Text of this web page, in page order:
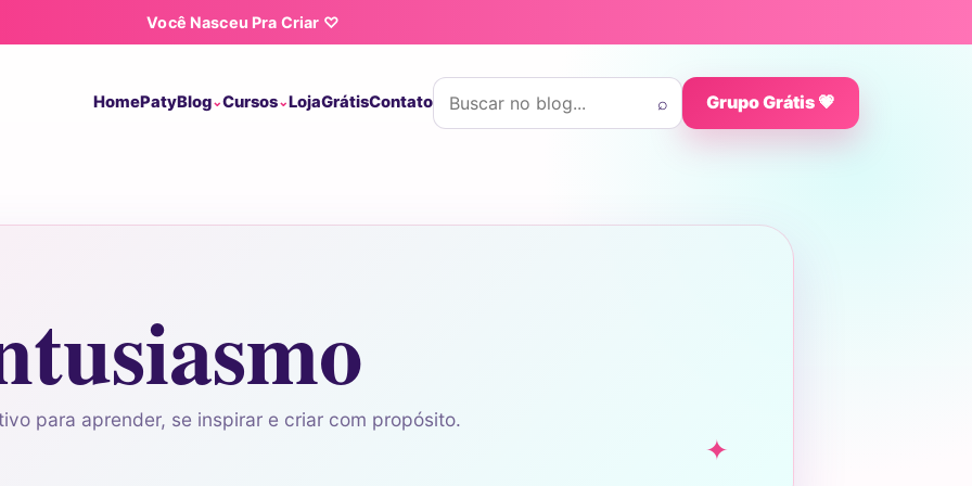
Você Nasceu Pra Criar ♡
HomePatyBlog Cursos LojaGrátisContato
Buscar por:
⌕ Grupo Grátis 💗
para aprender, se inspirar e criar com propósito.